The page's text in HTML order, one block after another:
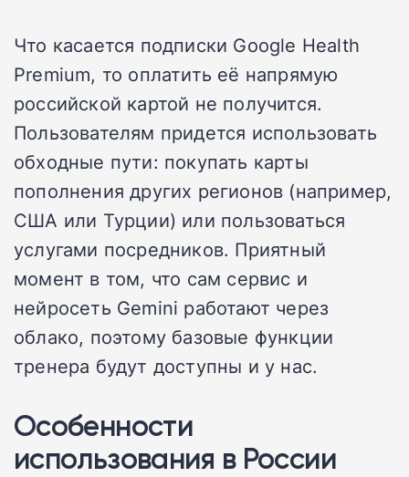
Что касается подписки Google Health
Premium, то оплатить её напрямую
российской картой не получится.
Пользователям придется использовать
обходные пути: покупать карты
пополнения других регионов (например,
США или Турции) или пользоваться
услугами посредников. Приятный
момент в том, что сам сервис и
нейросеть Gemini работают через
облако, поэтому базовые функции
тренера будут доступны и у нас.
Особенности
использования в России